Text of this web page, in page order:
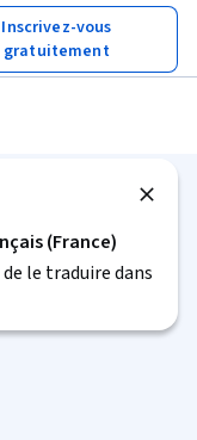
Inscrivez-vous
gratuitement
(France)
le traduire dans